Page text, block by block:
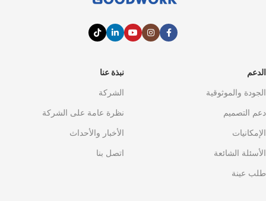
نبذة عنا
الشركة
نظرة عامة على الشركة
الأخبار والأحداث
اتصل بنا
الدعم
الجودة والموثوقية
دعم التصميم
الإمكانيات
الأسئلة الشائعة
طلب عينة